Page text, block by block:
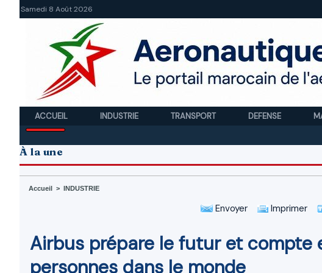
Samedi 8 Août 2026
ACCUEIL INDUSTRIE TRANSPORT DEFENSE
À la une
Accueil > INDUSTRIE
Envoyer Imprimer
Airbus prépare le futur et compte
personnes dans le monde